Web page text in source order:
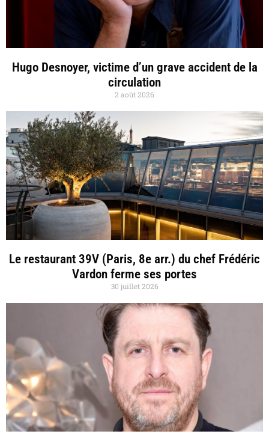
Hugo Desnoyer, victime d’un grave accident de la
circulation
2 août 2026
Le restaurant 39V (Paris, 8e arr.) du chef Frédéric
Vardon ferme ses portes
30 juillet 2026